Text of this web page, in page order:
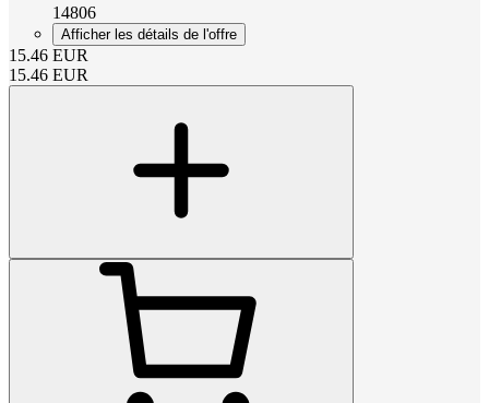
14806
Afficher les détails de l'offre
15.46 EUR
15.46 EUR